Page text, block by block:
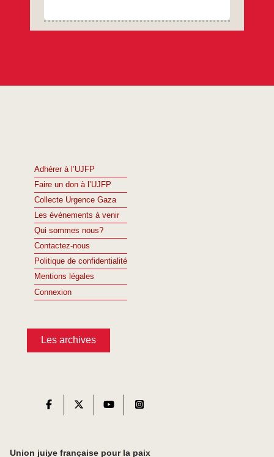
Adhérer à l’UJFP
Faire un don à l’UJFP
Collecte Urgence Gaza
Les événements à venir
Qui sommes nous?
Contactez-nous
Politique de confidentialité
Mentions légales
Connexion
Les archives
Union juive française pour la paix